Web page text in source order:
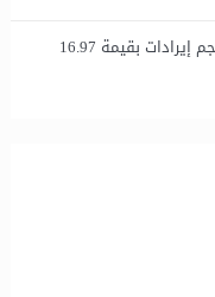
عاجل .. سيدبك تستهدف حجم إيرادات بقيمة 16.97